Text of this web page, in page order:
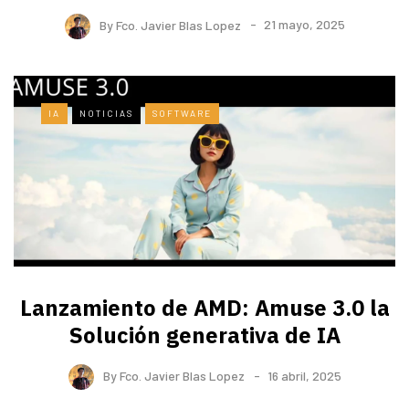
ByFco. Javier Blas Lopez 21 mayo, 2025
IA NOTICIAS SOFTWARE
Lanzamiento de AMD: Amuse 3.0 la
Solución generativa de IA
ByFco. Javier Blas Lopez 16 abril, 2025